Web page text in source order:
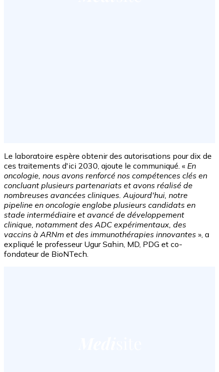
Le laboratoire espère obtenir des autorisations pour dix de
ces traitements d'ici 2030, ajoute le communiqué. « En
oncologie, nous avons renforcé nos compétences clés en
concluant plusieurs partenariats et avons réalisé de
nombreuses avancées cliniques. Aujourd'hui, notre
pipeline en oncologie englobe plusieurs candidats en
stade intermédiaire et avancé de développement
clinique, notamment des ADC expérimentaux, des
vaccins à ARNm et des immunothérapies innovantes », a
expliqué le professeur Ugur Sahin, MD, PDG et co-
fondateur de BioNTech.